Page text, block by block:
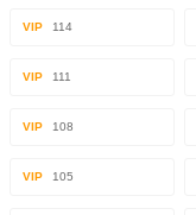
VIP 114
VIP 111
VIP 108
VIP 105